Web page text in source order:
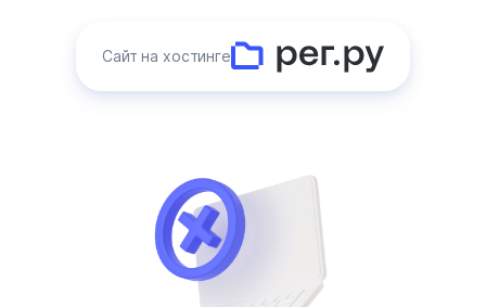
Сайт на хостинге